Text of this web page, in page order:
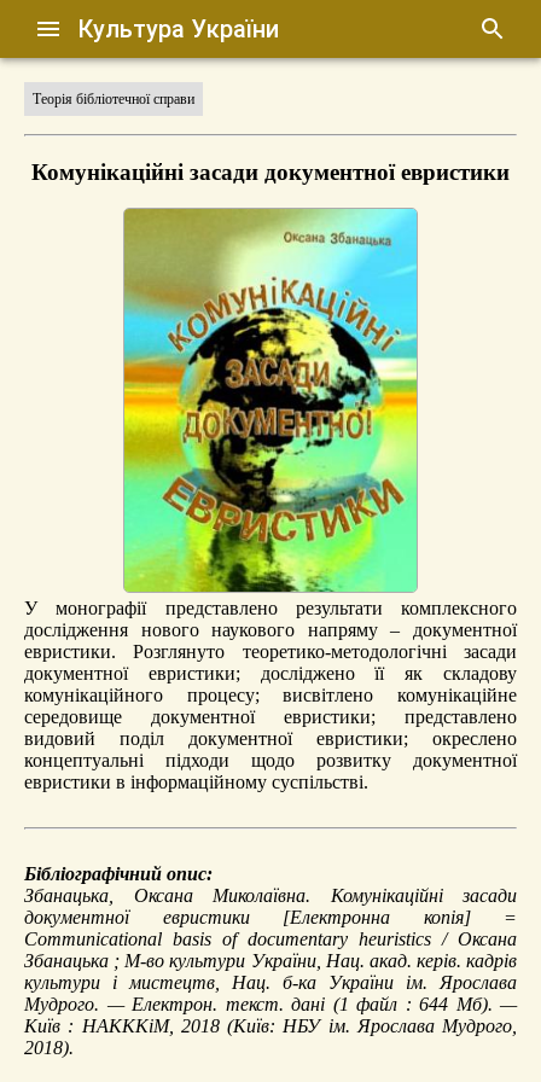
Культура України
Теорія бібліотечної справи
Комунікаційні засади документної евристики
У монографії представлено результати комплексного
дослідження нового наукового напряму – документної
евристики. Розглянуто теоретико-методологічні засади
документної евристики; досліджено її як складову
комунікаційного процесу; висвітлено комунікаційне
середовище документної евристики; представлено
видовий поділ документної евристики; окреслено
концептуальні підходи щодо розвитку документної
евристики в інформаційному суспільстві.
Бібліографічний опис:
Збанацька, Оксана Миколаївна. Комунікаційні засади
документної евристики[Електронна копія] =
Communicational basis of documentary heuristics / Оксана
Збанацька ; М-во культури України, Нац. акад. керів. кадрів
культури і мистецтв, Нац. б-ка України ім. Ярослава
Мудрого. — Електрон. текст. дані (1 файл : 644 Мб). —
Київ : НАКККіМ, 2018 (Київ: НБУ ім. Ярослава Мудрого,
2018).